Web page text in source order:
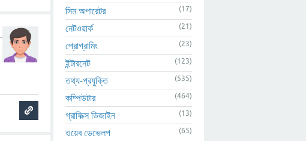
সিম অপারেটর (17)
নেটওয়ার্ক (21)
প্রোগ্রামিং (23)
ইন্টারনেট (123)
তথ্য-প্রযুক্তি (535)
কম্পিউটার (464)
গ্রাফিক্স ডিজাইন (13)
ওয়েব ডেভেলপ (65)